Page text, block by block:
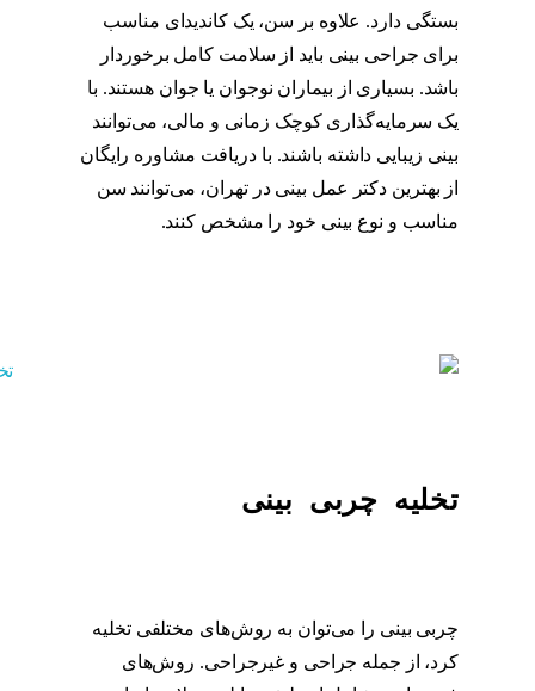
بستگی دارد. علاوه بر سن، یک کاندیدای مناسب
برای جراحی بینی باید از سلامت کامل برخوردار
باشد. بسیاری از بیماران نوجوان یا جوان هستند. با
یک سرمایه‌گذاری کوچک زمانی و مالی، می‌توانند
بینی زیبایی داشته باشند. با دریافت مشاوره رایگان
از بهترین دکتر عمل بینی در تهران، می‌توانند سن
مناسب و نوع بینی خود را مشخص کنند.
تخلیه چربی بینی
چربی بینی را می‌توان به روش‌های مختلفی تخلیه
کرد، از جمله جراحی و غیرجراحی. روش‌های